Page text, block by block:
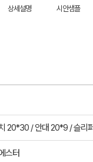
상세설명 시안샘플
20*30 / 안대 20*9 / 슬리
스터